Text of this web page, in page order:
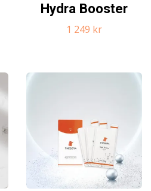
Hydra Booster
1 249 kr